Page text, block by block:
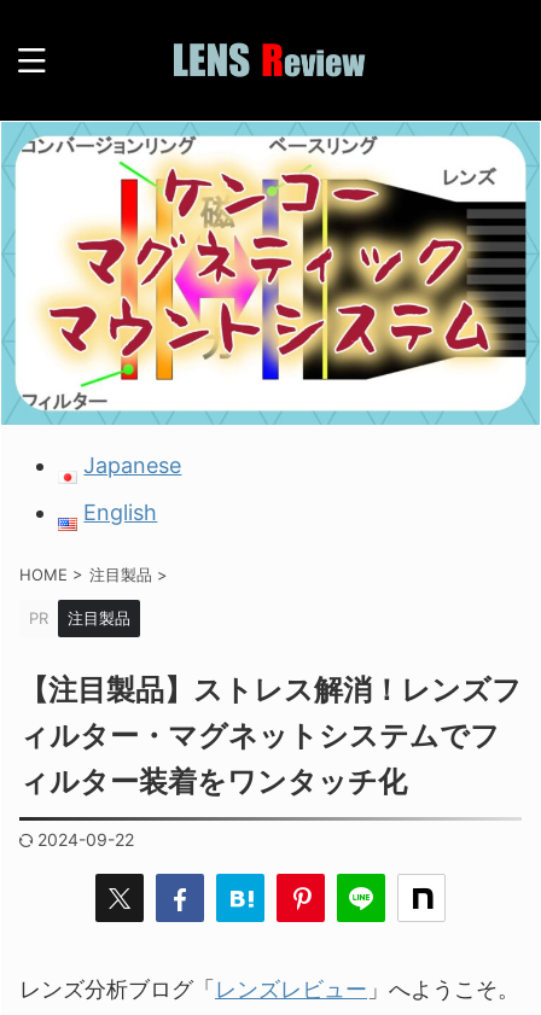
Japanese
English
HOME > 注目製品 >
PR 注目製品
【注目製品】ストレス解消！レンズフ
ィルター・マグネットシステムでフ
ィルター装着をワンタッチ化
2024-09-22
レンズ分析ブログ「 レンズレビュー 」へようこそ。